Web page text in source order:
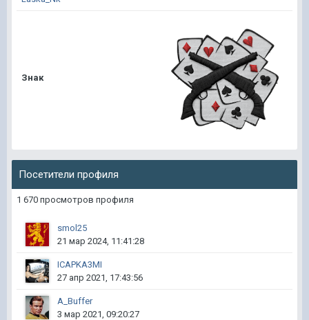
Знак
Посетители профиля
1 670 просмотров профиля
smol25
21 мар 2024, 11:41:28
ICAPKA3MI
27 апр 2021, 17:43:56
A_Buffer
3 мар 2021, 09:20:27